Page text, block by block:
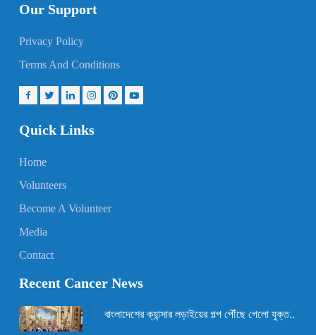
Our Support
Privacy Policy
Terms And Conditions
Quick Links
Home
Volunteers
Become A Volunteer
Media
Contact
Recent Cancer News
বাংলাদেশের ক্যান্সার লড়াইয়ের গল্প পৌঁছে গেলো যুক্ত..